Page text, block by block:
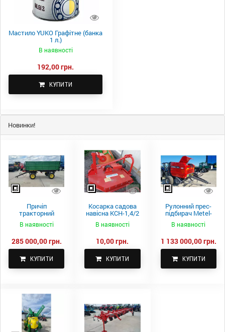
Мастило YUKO Графітне (банка
1 л.)
В наявності
192,00 грн.
КУПИТИ
Новинки!
Причіп
тракторний
самоскидний
Spike 2 ПТС-4
В наявності
285 000,00 грн.
КУПИТИ
Косарка садова
навісна КСН-1,4/2
В наявності
10,00 грн.
КУПИТИ
Рулонний прес-
підбирач Metel-
Fach Z 587
В наявності
1 133 000,00 грн.
КУПИТИ